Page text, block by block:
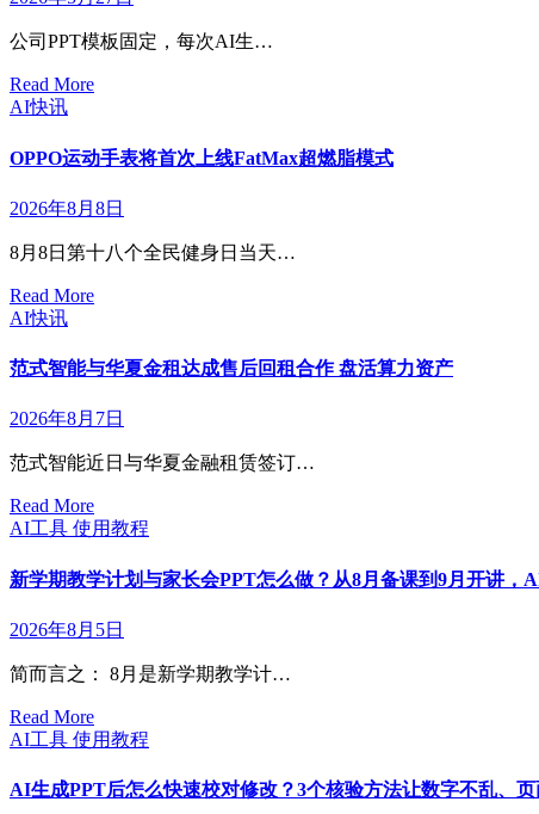
公司PPT模板固定，每次AI生…
Read More
AI快讯
OPPO运动手表将首次上线FatMax超燃脂模式
2026年8月8日
8月8日第十八个全民健身日当天…
Read More
AI快讯
范式智能与华夏金租达成售后回租合作 盘活算力资产
2026年8月7日
范式智能近日与华夏金融租赁签订…
Read More
AI工具 使用教程
新学期教学计划与家长会PPT怎么做？从8月备课到9月开讲，
2026年8月5日
简而言之： 8月是新学期教学计…
Read More
AI工具 使用教程
AI生成PPT后怎么快速校对修改？3个核验方法让数字不乱、页